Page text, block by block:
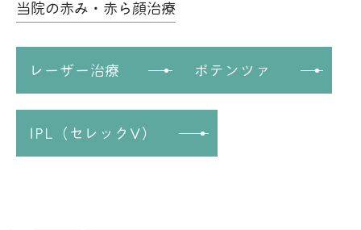
当院の赤み・赤ら顔治療
レーザー治療 ポテンツァ
IPL（セレックV）